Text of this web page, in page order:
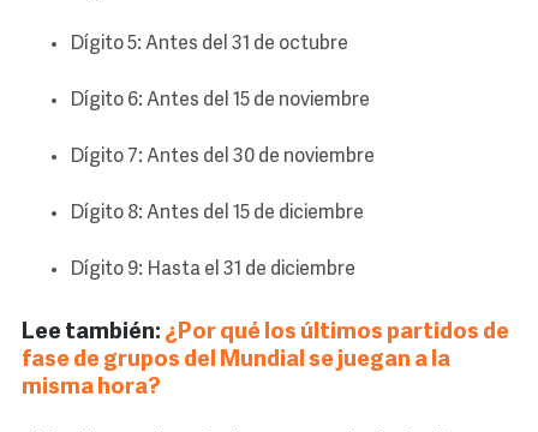
Dígito 5: Antes del 31 de octubre
Dígito 6: Antes del 15 de noviembre
Dígito 7: Antes del 30 de noviembre
Dígito 8: Antes del 15 de diciembre
Dígito 9: Hasta el 31 de diciembre
Lee también: ¿Por qué los últimos partidos de
fase de grupos del Mundial se juegan a la
misma hora?